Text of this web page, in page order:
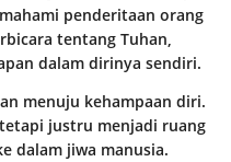
penderitaan orang
tentang Tuhan,
dalam dirinya sendiri.
menuju kehampaan diri.
justru menjadi ruang
dalam jiwa manusia.